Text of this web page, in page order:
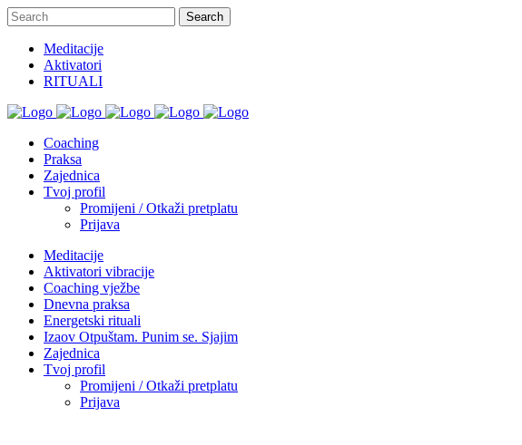
Meditacije
Aktivatori
RITUALI
Coaching
Praksa
Zajednica
Tvoj profil
Promijeni / Otkaži pretplatu
Prijava
Meditacije
Aktivatori vibracije
Coaching vježbe
Dnevna praksa
Energetski rituali
Izaov Otpuštam. Punim se. Sjajim
Zajednica
Tvoj profil
Promijeni / Otkaži pretplatu
Prijava